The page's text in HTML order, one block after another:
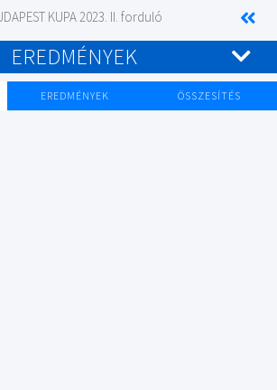
KUPA 2023. II. forduló
EREDMÉNYEK
EREDMÉNYEK ÖSSZESÍTÉS